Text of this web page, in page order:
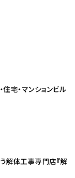
宅・マンションビル
解体工事専門店『解